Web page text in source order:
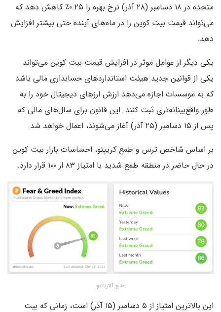
متحده در ۱۸ دسامبر (۲۸ آذر) نرخ بهره را ۰.۲۵٪ کاهش دهد که
می‌تواند قیمت بیت کوین را در ماه‌های آینده حتی بیشتر افزایش
دهد.
یکی دیگر از عوامل موثر در افزایش قیمت بیت کوین می‌تواند
یکی از قوانین جدید هیئت استانداردهای حسابداری مالی باشد
که به موسسات اجازه می‌دهد ارزش ارزهای دیجیتال خود را به
طور واقع‌بینانه‌تری ثبت کنند. این قانون برای سال‌های مالی که
پس از ۱۵ دسامبر (۲۵ آذر) آغاز می‌شوند، اعمال خواهد شد.
بر اساس شاخص ترس و طمع کریپتو، احساسات بازار بیت کوین
در حال حاضر در منطقه طمع شدید با امتیاز ۸۳ از ۱۰۰ قرار دارد.
منبع: آلترناتیو
این بالاترین امتیاز از ۵ دسامبر (۱۵ آذر) است، زمانی که بیت